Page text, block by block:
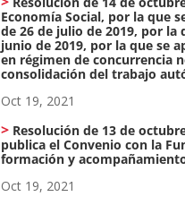
Economía Social, por la que
de 26 de julio de 2019, por la
junio de 2019, por la que se
en régimen de concurrencia
consolidación del trabajo
Oct 19, 2021
Resolución de 13 de
publica el Convenio con la
formación y
Oct 19, 2021